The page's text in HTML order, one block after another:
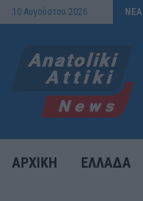
10 Αυγούστου 2026 ΝΕΑ
ΑΡΧΙΚΗ ΕΛΛΑΔΑ